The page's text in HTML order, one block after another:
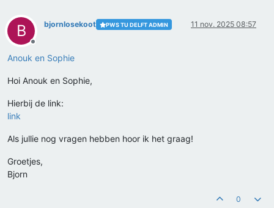
B
Offline
bjornlosekoot PWS TU DELFT ADMIN 11 nov. 2025 08:57
Anouk en Sophie
Hoi Anouk en Sophie,
Hierbij de link:
link
Als jullie nog vragen hebben hoor ik het graag!
Groetjes,
Bjorn
0